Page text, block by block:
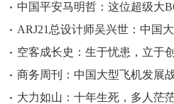
中国平安马明哲：这位超级大
ARJ21总设计师吴兴世：中国
空客成长史：生于忧患，立于
商务周刊：中国大型飞机发展
大力如山：十年生死，多人茫